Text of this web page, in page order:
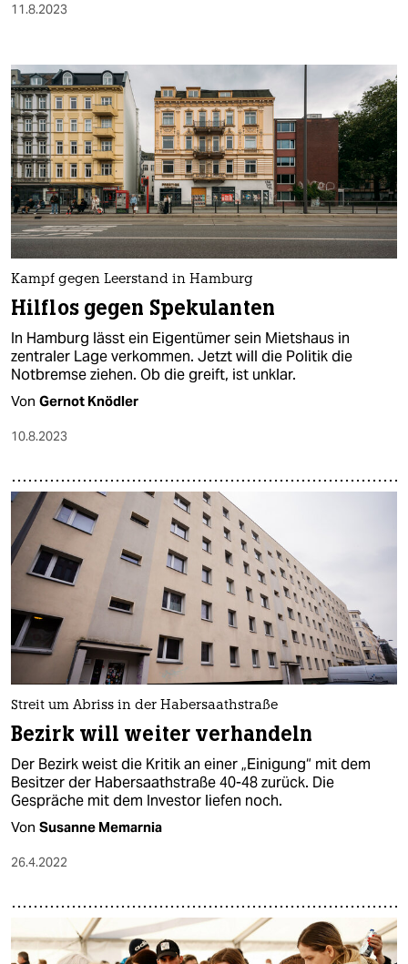
11.8.2023
Kampf gegen Leerstand in Hamburg
Hilflos gegen Spekulanten
In Hamburg lässt ein Eigentümer sein Mietshaus in
zentraler Lage verkommen. Jetzt will die Politik die
Notbremse ziehen. Ob die greift, ist unklar.
Von Gernot Knödler
10.8.2023
Streit um Abriss in der Habersaathstraße
Bezirk will weiter verhandeln
Der Bezirk weist die Kritik an einer „Einigung“ mit dem
Besitzer der Habersaathstraße 40-48 zurück. Die
Gespräche mit dem Investor liefen noch.
Von Susanne Memarnia
26.4.2022